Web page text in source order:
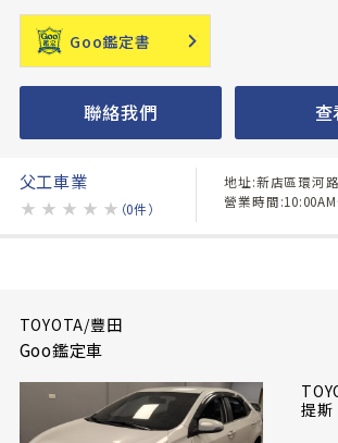
Goo鑑定書
聯絡我們
父工車業
★ ★ ★ ★ ★ （0件）
地址:新店區環河
營業時間
TOYOTA/豐田
Goo鑑定車
提